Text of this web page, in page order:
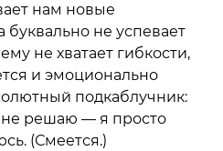
нам новые
не успевает
не хватает гибкости,
и эмоционально
подкаблучник:
решаю — я просто
(Смеется.)